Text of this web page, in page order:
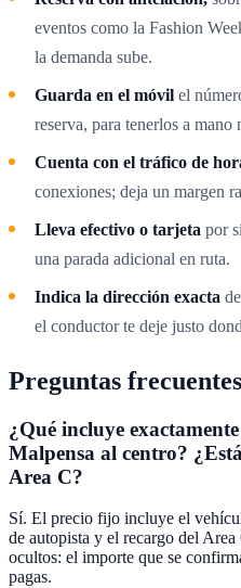
eventos como la Fashion
la demanda sube.
Guarda en el móvil el
reserva, para tenerlos a mano
Cuenta con el tráfico de
conexiones; deja un margen
Lleva efectivo o tarjeta por
una parada adicional en ruta.
Indica la dirección exacta
el conductor te deje justo
Preguntas frecuentes
¿Qué incluye
Malpensa al centro?
Area C?
Sí. El precio fijo incluye el
de autopista y el recargo del
ocultos: el importe que se
pagas.